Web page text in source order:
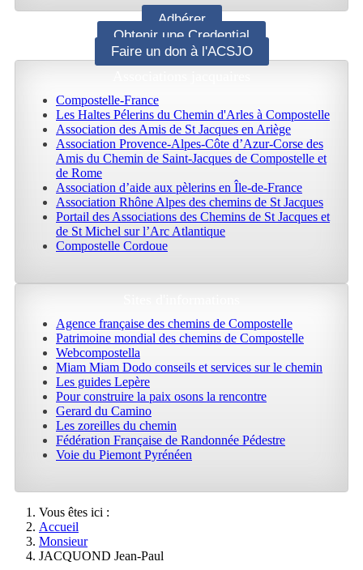
Adhérer
Obtenir une Credential
Faire un don à l'ACSJO
Compostelle-France
Les Haltes Pélerins du Chemin d'Arles à Compostelle
Association des Amis de St Jacques en Ariège
Association Provence-Alpes-Côte d’Azur-Corse des
Amis du Chemin de Saint-Jacques de Compostelle et
de Rome
Association d’aide aux pèlerins en Île-de-France
Association Rhône Alpes des chemins de St Jacques
Portail des Associations des Chemins de St Jacques et
de St Michel sur l’Arc Atlantique
Compostelle Cordoue
Agence française des chemins de Compostelle
Patrimoine mondial des chemins de Compostelle
Webcompostella
Miam Miam Dodo conseils et services sur le chemin
Les guides Lepère
Pour construire la paix osons la rencontre
Gerard du Camino
Les zoreilles du chemin
Fédération Française de Randonnée Pédestre
Voie du Piemont Pyrénéen
Vous êtes ici :
Accueil
Monsieur
JACQUOND Jean-Paul